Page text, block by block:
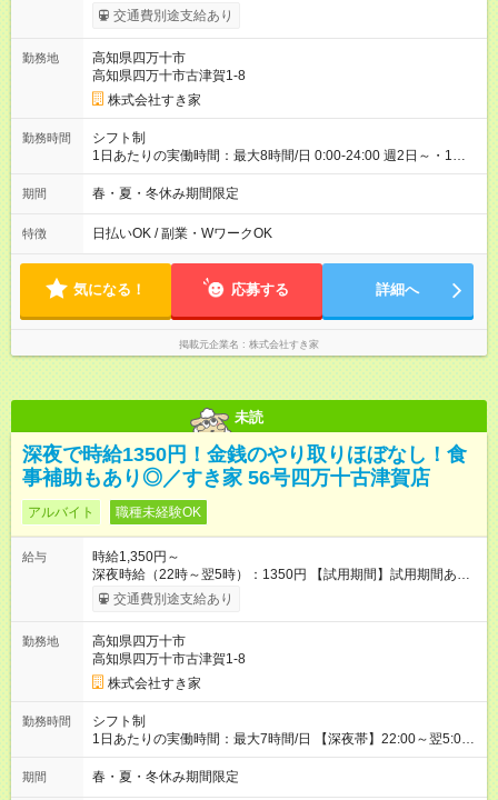
1350円 高校生時給：1023円 【特別手当】早朝手当（5：00-9：
00）時給+150円 【試用期間】試用期間あり 試用期間の長さ：1
30日（※条件変更なし）ですが、切り上げで一ヶ月とさせてい
ただきます。 研修制度あり：15時間(研修中も同時給）
交通費別途支給あり
勤務地
高知県四万十市
高知県四万十市古津賀1-8
株式会社すき家
勤務時間
シフト制
1日あたりの実働時間：最大8時間/日 0:00-24:00 週2日～・1日
2h～OK ＜シフト例＞ 〇朝帯 5:00-9:00 〇昼帯 9:00-14:00 〇午
後帯 14:00-18:00 〇夜帯 18:00-22:00 〇深夜帯 22:00-翌5:00 基
ます♪
期間 春・夏・冬休み期間限定
特徴 日払いOK / 副業・WワークOK
気になる！ 応募する 詳細へ
掲載元企業名 株式会社すき家
未読
深夜で時給1350円！金銭のやり取りほぼなし！食
事補助もあり◎／すき家 56号四万十古津賀店
アルバイト 職種未経験OK
給与
時給1,350円～
深夜時給（22時～翌5時）：1350円 【試用期間】試用期間あり
試用期間の長さ：1ヶ月 雇用形態、給与は本採用時と同じです。
試用期間の実態は30日（※条件変更なし）ですが、切り上げで
同時給）
交通費別途支給あり
勤務地
高知県四万十市
高知県四万十市古津賀1-8
株式会社すき家
勤務時間
シフト制
1日あたりの実働時間：最大7時間/日 【深夜帯】22:00～翌5:00
週2日～・1日2h～OK◎ ※22:00から翌5:00までは18歳以上の方
のみ勤務可能です（18歳未満の深夜業務禁止のため） ★深夜で
期間 春・夏・冬休み期間限定